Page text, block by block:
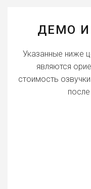
ДЕМО
Указанные ниже
являются
стоимость
после